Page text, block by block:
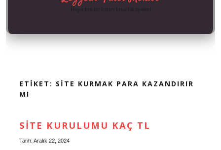
ETIKET: SITE KURMAK PARA KAZANDIRIR
MI
SITE KURULUMU KAÇ TL
Tarih: Aralık 22, 2024